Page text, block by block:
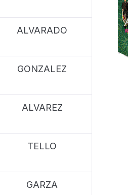
ALVARADO
GONZALEZ
ALVAREZ
TELLO
GARZA